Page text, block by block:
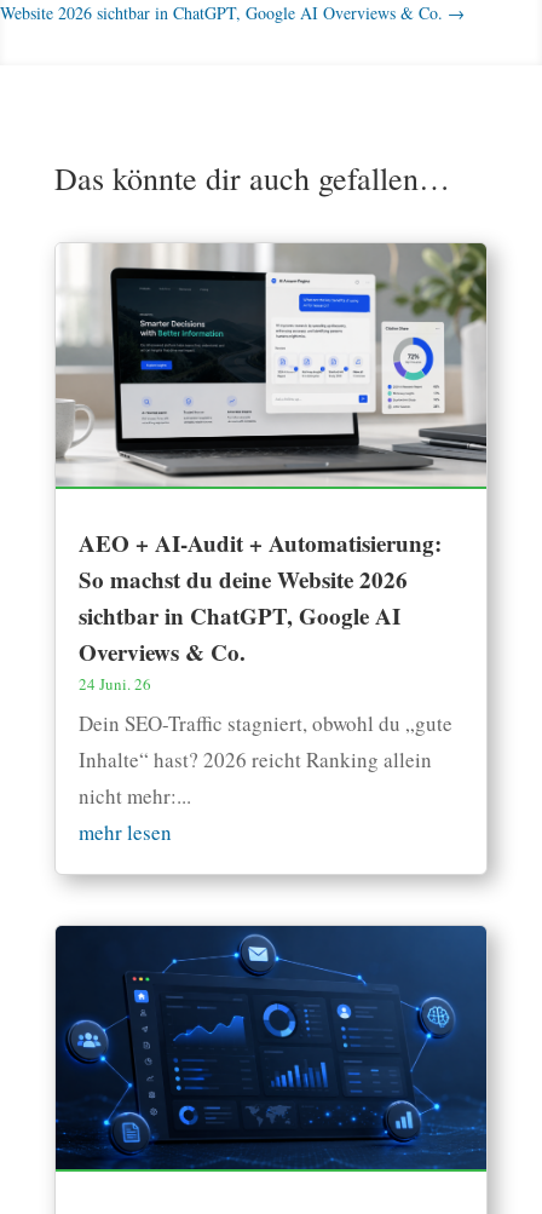
Website 2026 sichtbar in ChatGPT, Google AI Overviews & Co. →
Das könnte dir auch gefallen…
AEO + AI-Audit + Automatisierung:
So machst du deine Website 2026
sichtbar in ChatGPT, Google AI
Overviews & Co.
24 Juni. 26
Dein SEO-Traffic stagniert, obwohl du „gute
Inhalte“ hast? 2026 reicht Ranking allein
nicht mehr:...
mehr lesen